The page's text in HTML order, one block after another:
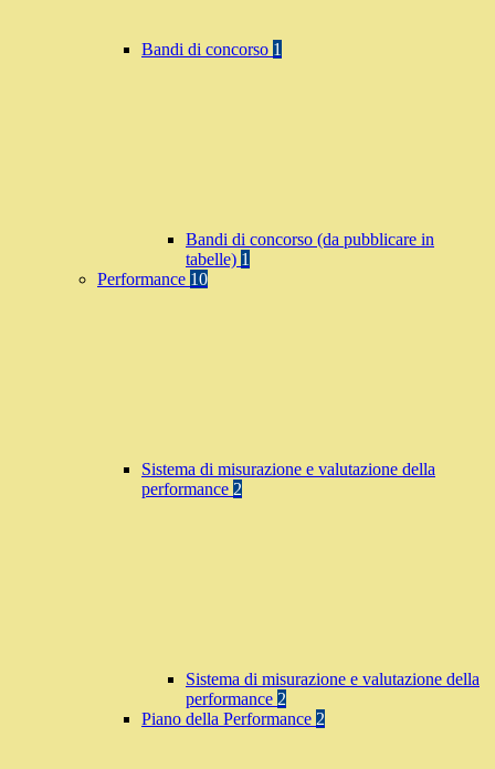
Bandi di concorso 1
Bandi di concorso (da pubblicare in
tabelle) 1
Performance 10
Sistema di misurazione e valutazione della
performance 2
Sistema di misurazione e valutazione della
performance 2
Piano della Performance 2